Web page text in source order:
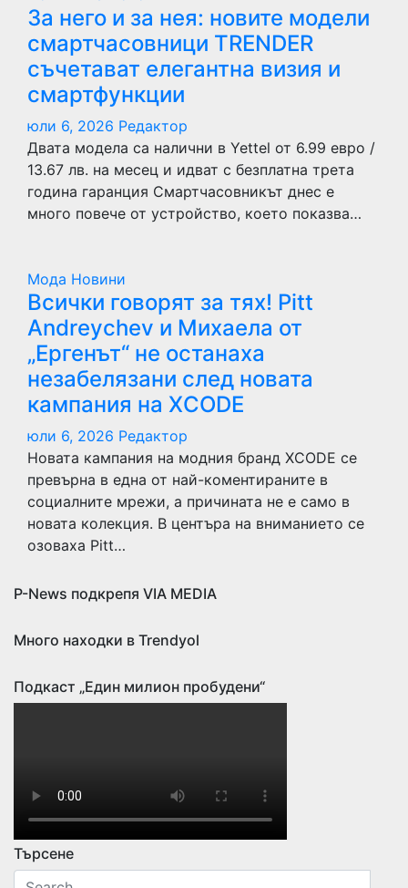
За него и за нея: новите модели
смартчасовници TRENDER
съчетават елегантна визия и
смартфункции
юли 6, 2026 Редактор
Двата модела са налични в Yettel от 6.99 евро /
13.67 лв. на месец и идват с безплатна трета
година гаранция Смартчасовникът днес е
много повече от устройство, което показва…
Мода Новини
Всички говорят за тях! Pitt
Andreychev и Михаела от
„Ергенът“ не останаха
незабелязани след новата
кампания на XCODE
юли 6, 2026 Редактор
Новата кампания на модния бранд XCODE се
превърна в една от най-коментираните в
социалните мрежи, а причината не е само в
новата колекция. В центъра на вниманието се
озоваха Pitt…
P-News подкрепя VIA MEDIA
Много находки в Trendyol
Подкаст „Един милион пробудени“
Търсене